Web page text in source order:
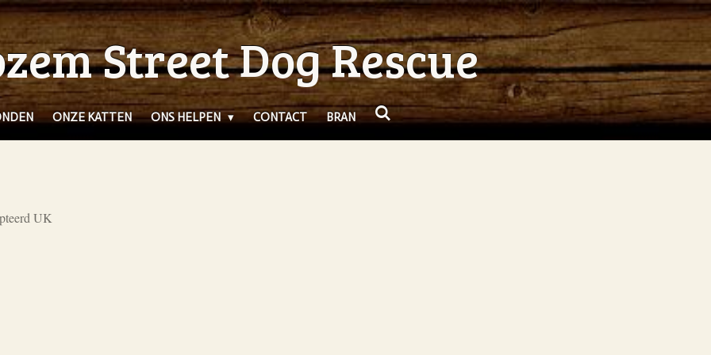
Street Dog Rescue
ONZE KATTEN ONS HELPEN CONTACT BRAN
UK